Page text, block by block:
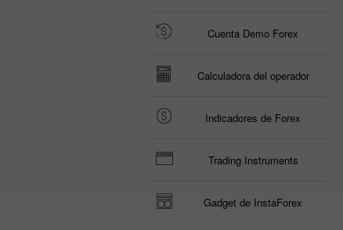
Cuenta Demo Forex
Calculadora del operador
Indicadores de Forex
Trading Instruments
Gadget de InstaForex